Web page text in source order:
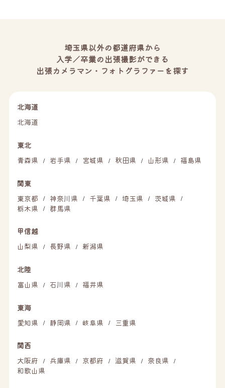
埼玉県以外の都道府県から
入学／卒業の出張撮影ができる
出張カメラマン・フォトグラファーを探す
北海道
北海道
東北
青森県
/ 岩手県 / 宮城県 / 秋田県 / 山形県 / 福島県
関東
東京都
/ 神奈川県 / 千葉県 / 埼玉県 / 茨城県 /
栃木県 / 群馬県
甲信越
山梨県
/ 長野県 / 新潟県
北陸
富山県
/ 石川県 / 福井県
東海
愛知県
/ 静岡県 / 岐阜県 / 三重県
関西
大阪府
/ 兵庫県 / 京都府 / 滋賀県 / 奈良県 /
和歌山県